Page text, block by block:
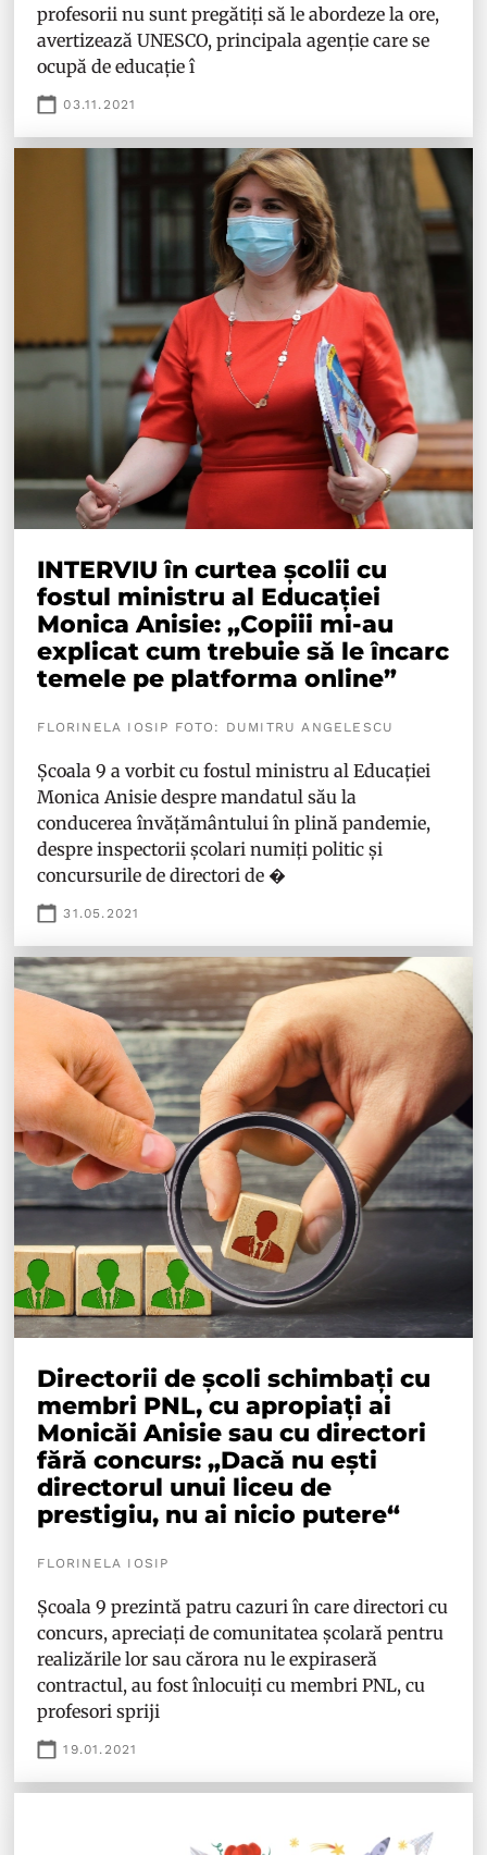
profesorii nu sunt pregătiți să le abordeze la ore,
avertizează UNESCO, principala agenție care se
ocupă de educație î
03.11.2021
INTERVIU în curtea școlii cu
fostul ministru al Educației
Monica Anisie: „Copiii mi-au
explicat cum trebuie să le încarc
temele pe platforma online”
FLORINELA IOSIP FOTO: DUMITRU ANGELESCU
Școala 9 a vorbit cu fostul ministru al Educației
Monica Anisie despre mandatul său la
conducerea învățământului în plină pandemie,
despre inspectorii școlari numiți politic și
concursurile de directori de �
31.05.2021
Directorii de școli schimbați cu
membri PNL, cu apropiați ai
Monicăi Anisie sau cu directori
fără concurs: „Dacă nu ești
directorul unui liceu de
prestigiu, nu ai nicio putere“
FLORINELA IOSIP
Școala 9 prezintă patru cazuri în care directori cu
concurs, apreciați de comunitatea școlară pentru
realizările lor sau cărora nu le expiraseră
contractul, au fost înlocuiți cu membri PNL, cu
profesori spriji
19.01.2021